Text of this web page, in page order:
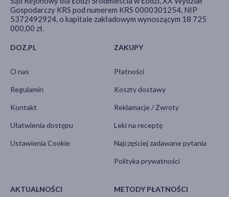
DOZ.PL
O nas
Regulamin
Kontakt
Ułatwienia dostępu
Ustawienia Cookie
ZAKUPY
Płatności
Koszty dostawy
Reklamacje / Zwroty
Leki na receptę
Najczęściej zadawane pytania
Polityka prywatności
AKTUALNOŚCI METODY PŁATNOŚCI
Gospodarczy KRS pod numerem KRS 0000301254, NIP
5372492924, o kapitale zakładowym wynoszącym 18 725
000,00 zł.